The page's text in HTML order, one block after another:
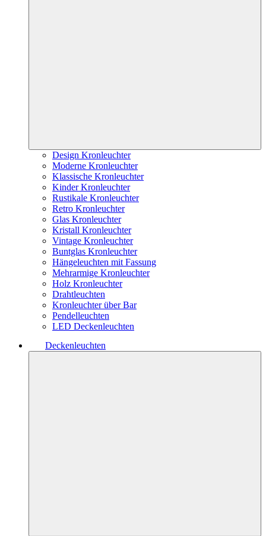
Design Kronleuchter
Moderne Kronleuchter
Klassische Kronleuchter
Kinder Kronleuchter
Rustikale Kronleuchter
Retro Kronleuchter
Glas Kronleuchter
Kristall Kronleuchter
Vintage Kronleuchter
Buntglas Kronleuchter
Hängeleuchten mit Fassung
Mehrarmige Kronleuchter
Holz Kronleuchter
Drahtleuchten
Kronleuchter über Bar
Pendelleuchten
LED Deckenleuchten
Deckenleuchten